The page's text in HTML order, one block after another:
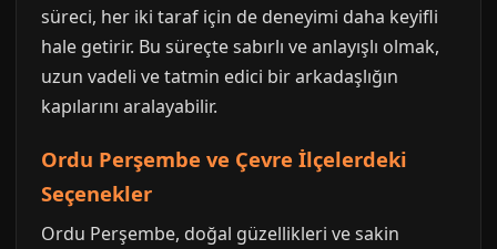
süreci, her iki taraf için de deneyimi daha keyifli
hale getirir. Bu süreçte sabırlı ve anlayışlı olmak,
uzun vadeli ve tatmin edici bir arkadaşlığın
kapılarını aralayabilir.
Ordu Perşembe ve Çevre İlçelerdeki
Seçenekler
Ordu Perşembe, doğal güzellikleri ve sakin